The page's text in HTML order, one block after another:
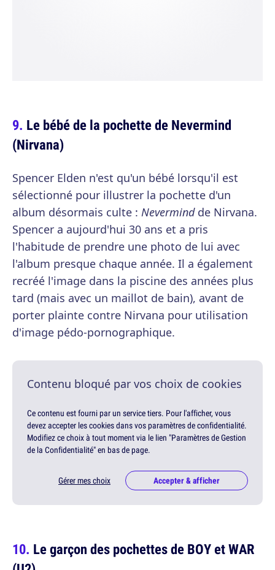
Le bébé de la pochette de Nevermind
(Nirvana)
Spencer Elden n'est qu'un bébé lorsqu'il est
sélectionné pour illustrer la pochette d'un
album désormais culte : Nevermindde Nirvana.
Spencer a aujourd'hui 30 ans et a pris
l'habitude de prendre une photo de lui avec
l'album presque chaque année. Il a également
recréé l'image dans la piscine des années plus
tard (mais avec un maillot de bain), avant de
porter plainte contre Nirvana pour utilisation
d'image pédo-pornographique.
Contenu bloqué par vos choix de cookies
Ce contenu est fourni par un service tiers. Pour l'afficher, vous
devez accepter les cookies dans vos paramètres de confidentialité.
Modifiez ce choix à tout moment via le lien "Paramètres de Gestion
de la Confidentialité" en bas de page.
Gérer mes choix Accepter & afficher
Le garçon des pochettes de BOY et WAR